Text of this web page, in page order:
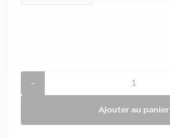
-
Ajouter au panier